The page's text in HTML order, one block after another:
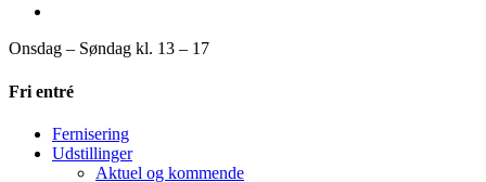
Onsdag – Søndag kl. 13 – 17
Fri entré
Fernisering
Udstillinger
Aktuel og kommende